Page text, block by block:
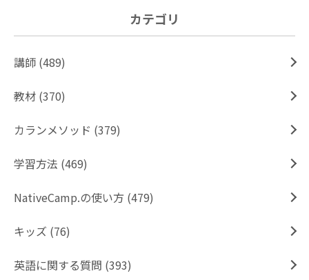
カテゴリ
講師 (489)
教材 (370)
カランメソッド (379)
学習方法 (469)
NativeCamp.の使い方 (479)
キッズ (76)
英語に関する質問 (393)